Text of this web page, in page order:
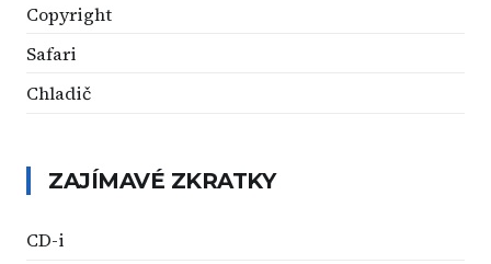
Copyright
Safari
Chladič
ZAJÍMAVÉ ZKRATKY
CD-i